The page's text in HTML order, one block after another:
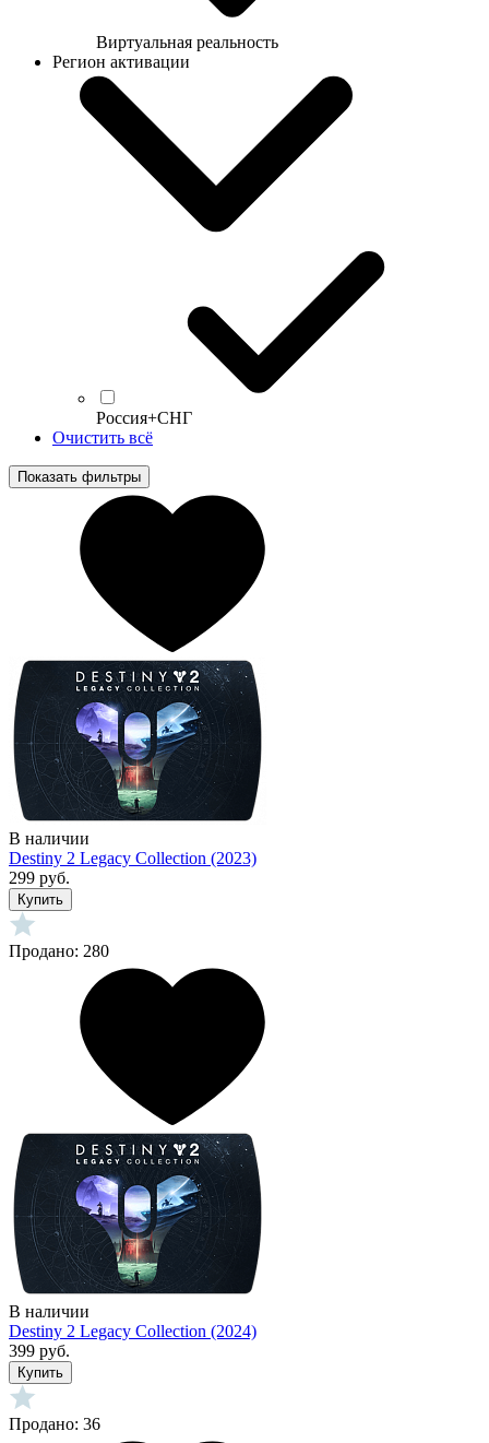
Виртуальная реальность
Регион активации
Россия+СНГ
Очистить всё
Показать фильтры
В наличии
Destiny 2 Legacy Collection (2023)
299 руб.
Купить
Продано: 280
В наличии
Destiny 2 Legacy Collection (2024)
399 руб.
Купить
Продано: 36